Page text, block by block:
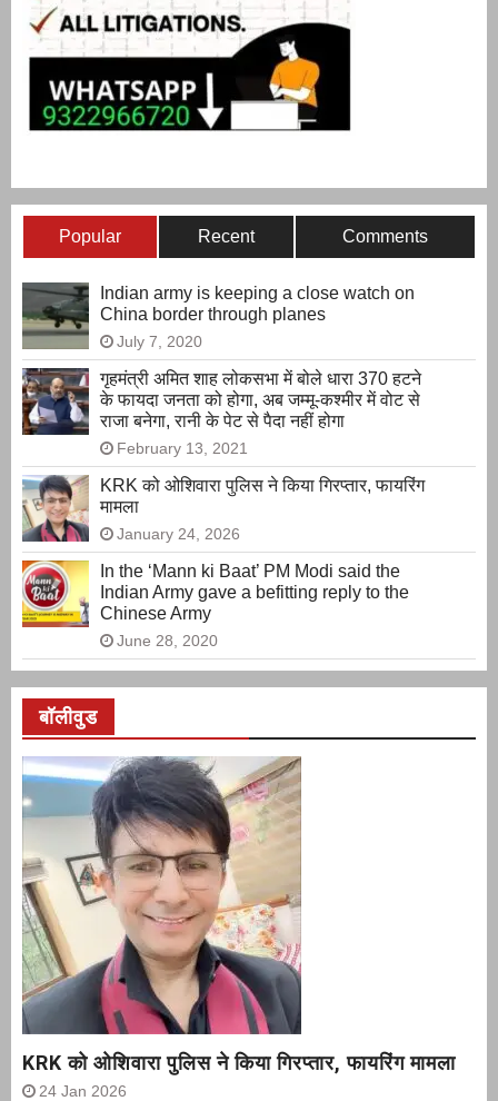
Popular Recent Comments
Indian army is keeping a close watch on
China border through planes
July 7, 2020
गृहमंत्री अमित शाह लोकसभा में बोले धारा 370 हटने
के फायदा जनता को होगा, अब जम्मू-कश्मीर में वोट से
राजा बनेगा, रानी के पेट से पैदा नहीं होगा
February 13, 2021
KRK को ओशिवारा पुलिस ने किया गिरप्तार, फायरिंग
मामला
January 24, 2026
In the ‘Mann ki Baat’ PM Modi said the
Indian Army gave a befitting reply to the
Chinese Army
June 28, 2020
बॉलीवुड
KRK को ओशिवारा पुलिस ने किया गिरप्तार, फायरिंग मामला
24 Jan 2026